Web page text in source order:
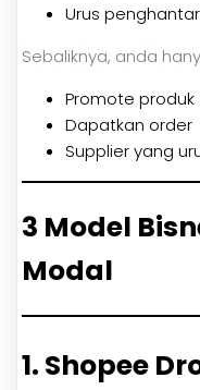
Urus
Sebaliknya, anda
Promote produk
Dapatkan order
Supplier yang
3 Model
Modal
1. Shopee